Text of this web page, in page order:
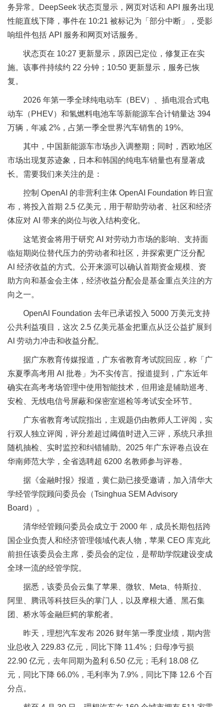
务异常。DeepSeek 状态页显示，网页对话和 API 服务出现
性能直线下降，事件在 10:21 被标记为「部分中断」，受影
响组件包括 API 服务和网页对话服务。
状态页在 10:27 更新显示，原因已定位，修复正在实
施。该事件持续约 22 分钟；10:50 更新显示，服务已恢
复。
2026 年第一季全球纯电动车（BEV）、插电混合式电
动车（PHEV）和氢燃料电池车等新能源车合计销量达 394
万辆，年减 2%，占第一季全世界汽车销售的 19%。
其中，中国新能源车市场步入调整期；同时，西欧地区
市场出现复苏迹象，日本和韩国的纯电车销量也有显著成
长。需要我们来关注的是：
控制 OpenAI 的非营利主体 OpenAI Foundation 昨日宣
布，将投入首期 2.5 亿美元，用于帮助劳动者、社区和经济
体应对 AI 带来的岗位与收入结构变化。
这笔资金将用于研究 AI 对劳动力市场的影响、支持面
临短期岗位替代压力的劳动者和社区，并探索更广泛分配
AI 经济收益的方式。公开来源可以确认首期资金规模、资
助方向和基金会主体，经济收益分配会是基金重点关注的方
向之一。
OpenAI Foundation 去年已承诺投入 5000 万美元支持
公共利益项目，这次 2.5 亿美元基金把重点从泛公益扩展到
AI 劳动力冲击和收益分配。
据广东教育传媒报道，广东省教育考试院回应，称「广
东夏季高考用 AI 批卷」为不实传言。报道提到，广东近年
确实在高考考场管理中使用智能技术，但用途是辅助巡考、
安检、无线电信号屏蔽和保密室巡检等考试安全环节。
广东省教育考试院指出，主观题仍由教师人工评阅，实
行双人独立评阅，评分差超过阈值时进入三评，系统只承担
随机抽检、实时监控和纠错辅助。2025 年广东评卷点设在
华南师范大学，全省选聘超 6200 名教师参与评卷。
据《金融时报》报道，黄仁勋已接受邀请，加入清华大
学经管学院顾问委员会（Tsinghua SEM Advisory
Board）。
清华经管顾问委员会成立于 2000 年，成员长期包括跨
国企业负责人和经济管理领域代表人物，苹果 CEO 库克此
前担任该委员会主席，委员会的定位，是帮助学院建设变成
全球一流的经管学院。
据悉，该委员会云集了苹果、微软、Meta、特斯拉、
阿里、腾讯等科技巨头的掌门人，以及摩根大通、黑石集
团、桥水等金融巨鳄的掌舵者。
昨天，理想汽车发布 2026 财年第一季度业绩，期内营
业总收入 229.83 亿元，同比下降 11.4%；归母净亏损
22.90 亿元，去年同期为盈利 6.50 亿元；毛利 18.08 亿
元，同比下降 66.0%，毛利率为 7.9%，同比下降 12.6 个百
分点。